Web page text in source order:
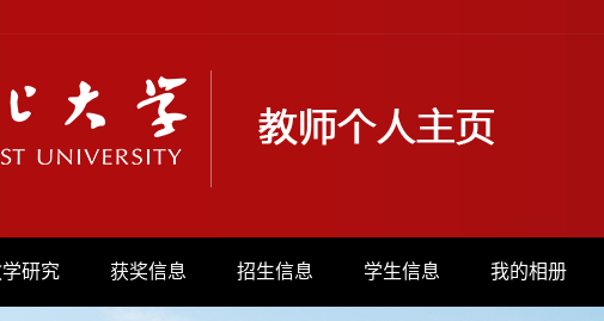
研究 获奖信息 招生信息 学生信息 我的相册